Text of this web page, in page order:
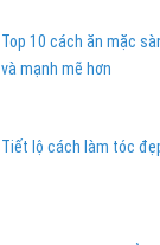
Top 10 cách ăn mặc
và mạnh mẽ hơn
Tiết lộ cách làm tóc